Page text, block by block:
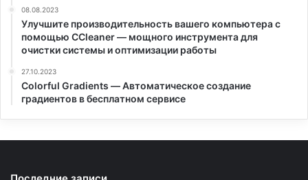
08.08.2023
Улучшите производительность вашего компьютера с
помощью CCleaner — мощного инструмента для
очистки системы и оптимизации работы
27.10.2023
Colorful Gradients — Автоматическое создание
градиентов в бесплатном сервисе